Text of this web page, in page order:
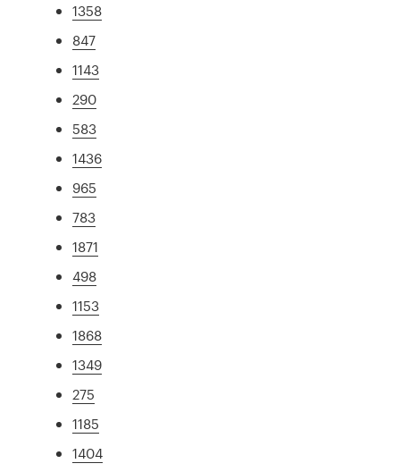
1358
847
1143
290
583
1436
965
783
1871
498
1153
1868
1349
275
1185
1404